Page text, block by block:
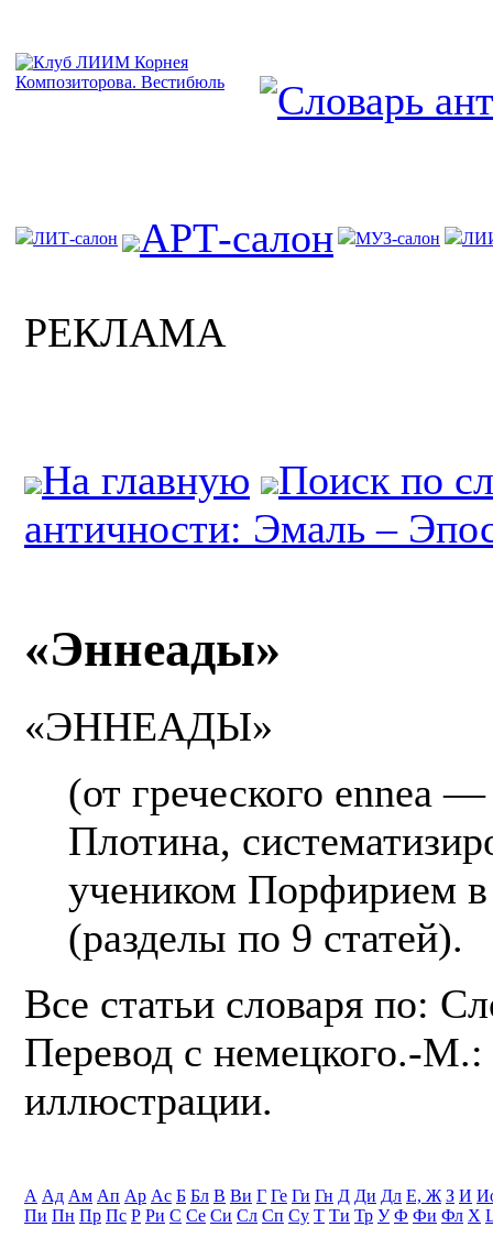
ЛИТ-салон АРТ-салон МУЗ-салон
РЕКЛАМА
На главную
Поиск по
античности: Эмаль –
«Эннеады»
«ЭННЕАДЫ»
(от греческого ennea
Плотина,
учеником Порфирием
(разделы по 9 статей).
Все статьи словаря по:
Перевод с немецкого.-
иллюстрации.
А Ад Ам Ап Ар Ас Б Бл В Ви Г Ге Ги Гн Д Ди Дл Е, Ж З И
Пи Пн Пр Пс Р Ри С Се Си Сл Сп Су Т Ти Тр У Ф Фи Фл Х